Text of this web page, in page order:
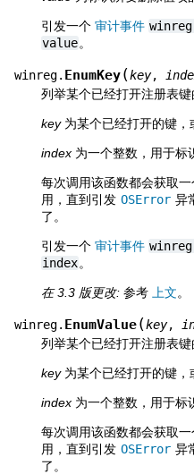
引发一个 审计事件
value。
winreg. EnumKey(key,
列举某个已经打开注册表键
key为某个已经打开的键，
index 为一个整数，用于标
每次调用该函数都会获取
用，直到引发 OSError 异
了。
引发一个 审计事件
index。
在 3.3 版更改: 参考 上文。
winreg. EnumValue(key,
列举某个已经打开注册表键
key为某个已经打开的键，
index 为一个整数，用于标
每次调用该函数都会获取
用，直到引发 OSError 异
了。